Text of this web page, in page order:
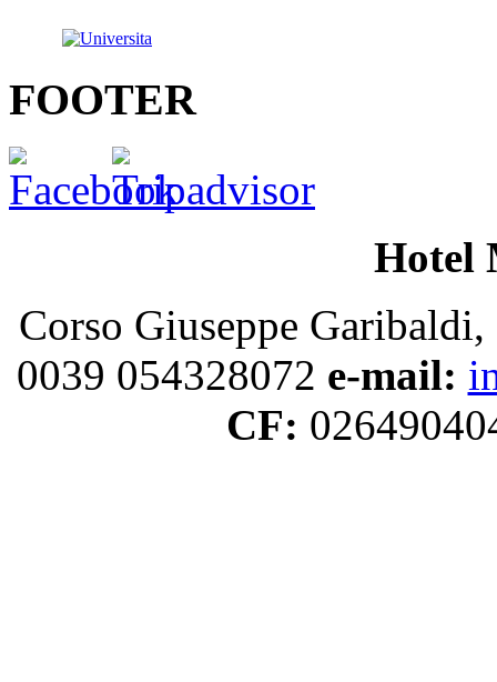
FOOTER
Hotel
Corso Giuseppe
0039 054328072 e-mail:
CF: